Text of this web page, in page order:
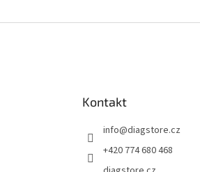
Kontakt
info@diagstore.cz
+420 774 680 468